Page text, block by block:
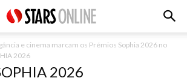
e cinema marcam os Prémios Sophia 2026 no
2026
2026